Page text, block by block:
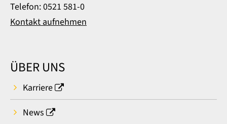
Telefon: 0521 581-0
Kontakt aufnehmen
ÜBER UNS
Karriere
News